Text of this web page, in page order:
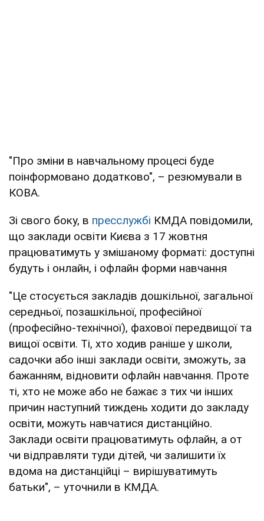
"Про зміни в навчальному процесі буде
поінформовано додатково", – резюмували в
КОВА.
Зі свого боку, в пресслужбі КМДА повідомили,
що заклади освіти Києва з 17 жовтня
працюватимуть у змішаному форматі: доступні
будуть і онлайн, і офлайн форми навчання
"Це стосується закладів дошкільної, загальної
середньої, позашкільної, професійної
(професійно-технічної), фахової передвищої та
вищої освіти. Ті, хто ходив раніше у школи,
садочки або інші заклади освіти, зможуть, за
бажанням, відновити офлайн навчання. Проте
ті, хто не може або не бажає з тих чи інших
причин наступний тиждень ходити до закладу
освіти, можуть навчатися дистанційно.
Заклади освіти працюватимуть офлайн, а от
чи відправляти туди дітей, чи залишити їх
вдома на дистанційці – вирішуватимуть
батьки", – уточнили в КМДА.